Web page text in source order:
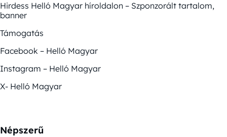
Hirdess Helló Magyar híroldalon – Szponzorált tartalom,
banner
Támogatás
Facebook – Helló Magyar
Instagram – Helló Magyar
X- Helló Magyar
Népszerű